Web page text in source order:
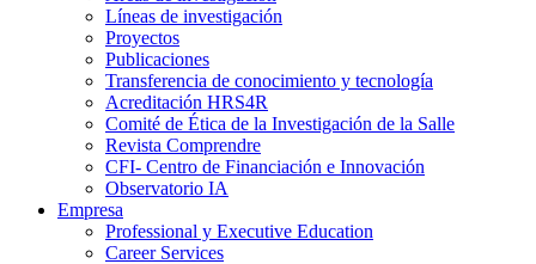
Líneas de investigación
Proyectos
Publicaciones
Transferencia de conocimiento y tecnología
Acreditación HRS4R
Comité de Ética de la Investigación de la Salle
Revista Comprendre
CFI- Centro de Financiación e Innovación
Observatorio IA
Empresa
Professional y Executive Education
Career Services